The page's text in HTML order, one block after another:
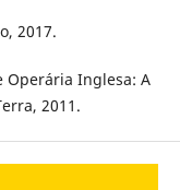
2017.
Operária Inglesa: A
2011.